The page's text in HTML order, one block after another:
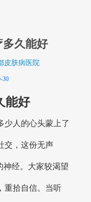
久能好
皮肤病医院
30
能好
少人的心头蒙上了
交，这份无声
神经。大家较渴望
重拾自信。当听